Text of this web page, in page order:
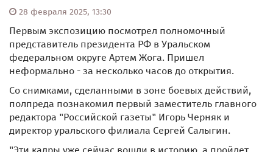
28 февраля 2025, 13:30
Первым экспозицию посмотрел полномочный
представитель президента РФ в Уральском
федеральном округе Артем Жога. Пришел
неформально - за несколько часов до открытия.
Со снимками, сделанными в зоне боевых действий,
полпреда познакомил первый заместитель главного
редактора "Российской газеты" Игорь Черняк и
директор уральского филиала Сергей Салыгин.